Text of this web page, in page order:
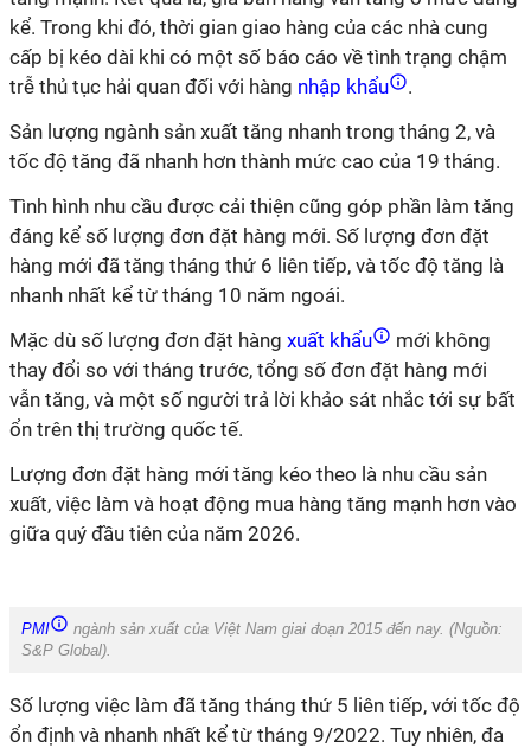
kể. Trong khi đó, thời gian giao hàng của các nhà cung
cấp bị kéo dài khi có một số báo cáo về tình trạng chậm
trễ thủ tục hải quan đối với hàng nhập khẩu
.
Sản lượng ngành sản xuất tăng nhanh trong tháng 2, và
tốc độ tăng đã nhanh hơn thành mức cao của 19 tháng.
Tình hình nhu cầu được cải thiện cũng góp phần làm tăng
đáng kể số lượng đơn đặt hàng mới. Số lượng đơn đặt
hàng mới đã tăng tháng thứ 6 liên tiếp, và tốc độ tăng là
nhanh nhất kể từ tháng 10 năm ngoái.
Mặc dù số lượng đơn đặt hàng xuất khẩu
mới không
thay đổi so với tháng trước, tổng số đơn đặt hàng mới
vẫn tăng, và một số người trả lời khảo sát nhắc tới sự bất
ổn trên thị trường quốc tế.
Lượng đơn đặt hàng mới tăng kéo theo là nhu cầu sản
xuất, việc làm và hoạt động mua hàng tăng mạnh hơn vào
giữa quý đầu tiên của năm 2026.
PMI
ngành sản xuất của Việt Nam giai đoạn 2015 đến nay. (Nguồn:
S&P Global).
Số lượng việc làm đã tăng tháng thứ 5 liên tiếp, với tốc độ
ổn định và nhanh nhất kể từ tháng 9/2022. Tuy nhiên, đa